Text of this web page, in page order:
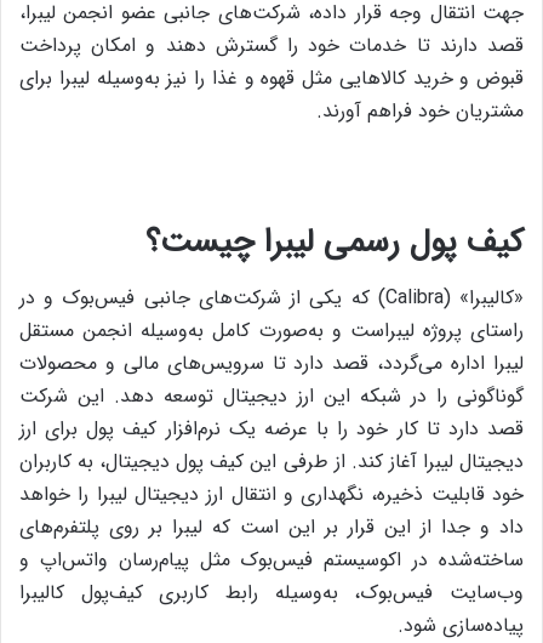
جهت انتقال وجه قرار داده، شرکت‌های جانبی عضو انجمن لیبرا،
قصد دارند تا خدمات خود را گسترش دهند و امکان پرداخت
قبوض و خرید کالاهایی مثل قهوه و غذا را نیز به‌وسیله لیبرا برای
مشتریان خود فراهم آورند.
کیف پول رسمی لیبرا چیست؟
«کالیبرا» (Calibra) که یکی از شرکت‌های جانبی فیس‌بوک و در
راستای پروژه لیبراست و به‌صورت کامل به‌وسیله انجمن مستقل
لیبرا اداره می‌گردد، قصد دارد تا سرویس‌های مالی و محصولات
گوناگونی را در شبکه این ارز دیجیتال توسعه دهد. این شرکت
قصد دارد تا کار خود را با عرضه‌ یک نرم‌افزار کیف پول برای ارز
دیجیتال لیبرا آغاز کند. از طرفی این کیف پول دیجیتال، به کاربران
خود قابلیت ذخیره، نگهداری و انتقال ارز دیجیتال لیبرا را خواهد
داد و جدا از این قرار بر این است که لیبرا بر روی پلتفرم‌های
ساخته‌شده در اکوسیستم فیس‌بوک مثل پیام‌رسان واتس‌اپ و
وب‌سایت فیس‌بوک، به‌وسیله رابط کاربری کیف‌پول کالیبرا
پیاده‌سازی شود.